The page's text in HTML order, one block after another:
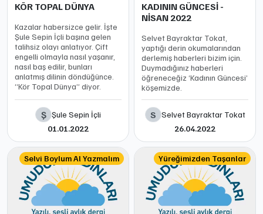
KÖR TOPAL DÜNYA
Kazalar habersizce gelir. İşte
Şule Sepin İçli başına gelen
talihsiz olayı anlatıyor. Çift
engelli olmayla nasıl yaşanır,
nasıl baş edilir, bunları
anlatmış dilinin döndüğünce.
“Kör Topal Dünya” diyor.
Ş Şule Sepin İçli
01.01.2022
KADININ GÜNCESİ -
NİSAN 2022
Selvet Bayraktar Tokat,
yaptığı derin okumalarından
derlemiş haberleri bizim için.
Duymadığınız haberleri
öğreneceğiz ‘Kadının Güncesi’
köşemizde.
S Selvet Bayraktar Tokat
26.04.2022
Selvi Boylum Al Yazmalım Yüreğimizden Taşanlar